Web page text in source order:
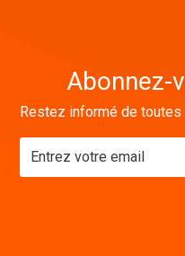
Abonnez-
Restez informé de